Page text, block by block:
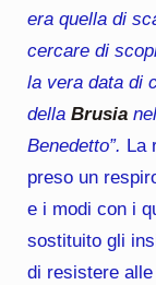
era quella di
cercare di
la vera data di
della Brusia
Benedetto”. La
preso un
e i modi con i
sostituito gli
di resistere